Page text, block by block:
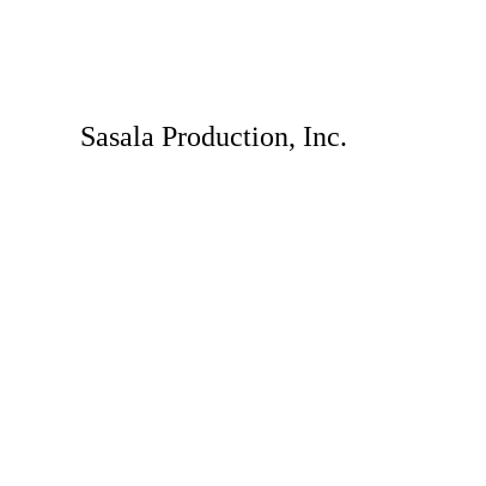
Sasala Production, Inc.